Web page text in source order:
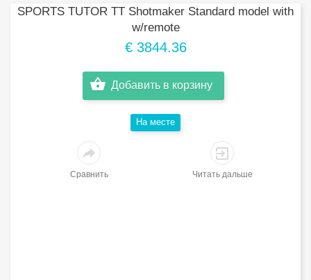
SPORTS TUTOR TT Shotmaker Standard model with
w/remote
€ 3844.36
Добавить в корзину
Hа месте
Сравнить Читать дальше